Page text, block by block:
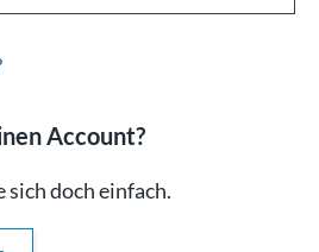
Account?
doch einfach.